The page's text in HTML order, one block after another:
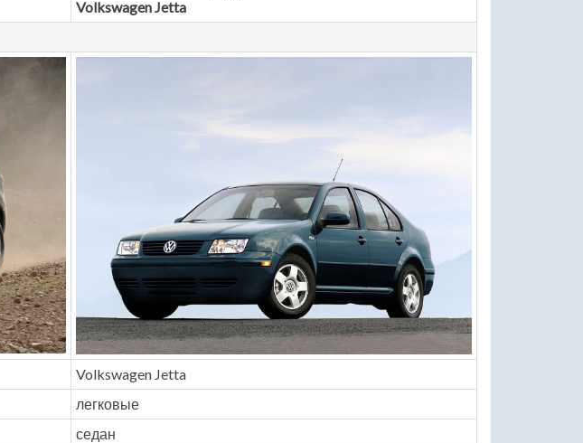
Volkswagen Jetta
Volkswagen Jetta
легковые
седан